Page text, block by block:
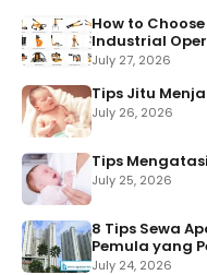
How to
Industrial
July 27, 2026
Tips Jitu
July 26, 2026
Tips
July 25, 2026
8 Tips Sewa
Pemula yang
July 24, 2026